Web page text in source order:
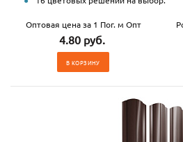
Оптовая цена за 1 Пог. м Опт
4.80 руб.
В КОРЗИНУ